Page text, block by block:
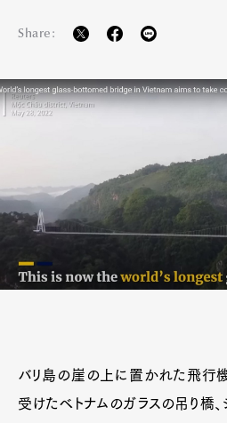
Share:
バリ島の崖の上に置かれた飛行
受けたベトナムのガラスの吊り橋